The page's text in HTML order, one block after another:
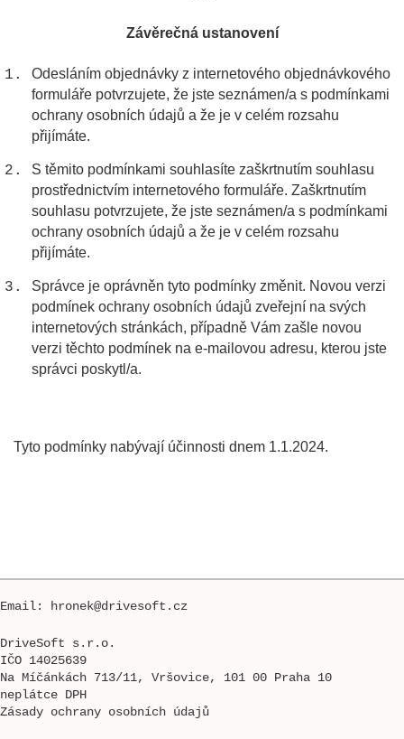
Závěrečná ustanovení
Odesláním objednávky z internetového objednávkového
formuláře potvrzujete, že jste seznámen/a s podmínkami
ochrany osobních údajů a že je v celém rozsahu
přijímáte.
S těmito podmínkami souhlasíte zaškrtnutím souhlasu
prostřednictvím internetového formuláře. Zaškrtnutím
souhlasu potvrzujete, že jste seznámen/a s podmínkami
ochrany osobních údajů a že je v celém rozsahu
přijímáte.
Správce je oprávněn tyto podmínky změnit. Novou verzi
podmínek ochrany osobních údajů zveřejní na svých
internetových stránkách, případně Vám zašle novou
verzi těchto podmínek na e-mailovou adresu, kterou jste
správci poskytl/a.
Tyto podmínky nabývají účinnosti dnem 1.1.2024.
Email: hronek@drivesoft.cz
DriveSoft s.r.o.
IČO 14025639
Na Míčánkách 713/11, Vršovice, 101 00 Praha 10
neplátce DPH
Zásady ochrany osobních údajů